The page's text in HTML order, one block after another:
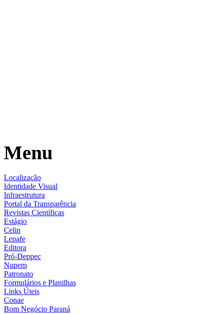
Menu
Localização
Identidade Visual
Infraestrutura
Portal da Transparência
Revistas Científicas
Estágio
Celin
Lepafe
Editora
Pró-Deppec
Nupem
Patronato
Formulários e Planilhas
Links Úteis
Conae
Bom Negócio Paraná